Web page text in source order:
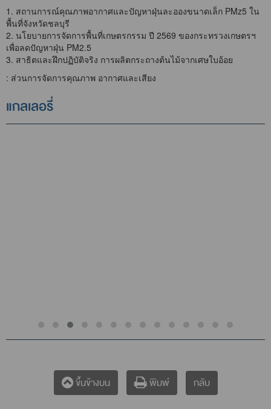
1. สถานการณ์คุณภาพอากาศและปัญหาฝุ่นละอองขนาดเล็ก PMz5 ใน
พื้นที่จังหวัดชลบุรี
2. นโยบายการจัดการพื้นที่เกษตรกรรม ปี 2569 ของกระทรวงเกษตรฯ
เพื่อลดปัญหาฝุ่น PM2.5
3. สาธิตและฝึกปฏิบัติจริง การผลิตกระถางต้นไม้จากเศษใบอ้อย
: ส่วนการจัดการคุณภาพ อากาศและเสียง
แกลเลอรี่
ขึ้นข้างบน พิมพ์ กลับ